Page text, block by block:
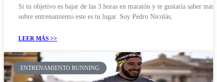
Si tu objetivo es bajar de las 3 horas en maratón y te gustaría saber más
sobre entrenamiento este es tu lugar. Soy Pedro Nicolás,
LEER MÁS >>
ENTRENAMIENTO RUNNING